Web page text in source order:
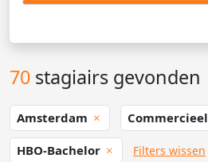
70 stagiairs gevonden
Amsterdam Commercieel
HBO-Bachelor Filters wissen